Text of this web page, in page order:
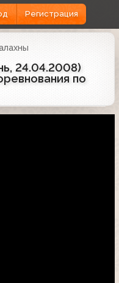
Регистрация
24.04.2008)
по